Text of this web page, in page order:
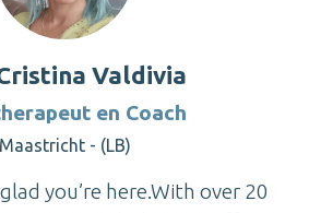
Valdivia
en Coach
Maastricht - (LB)
you’re here.With over 20